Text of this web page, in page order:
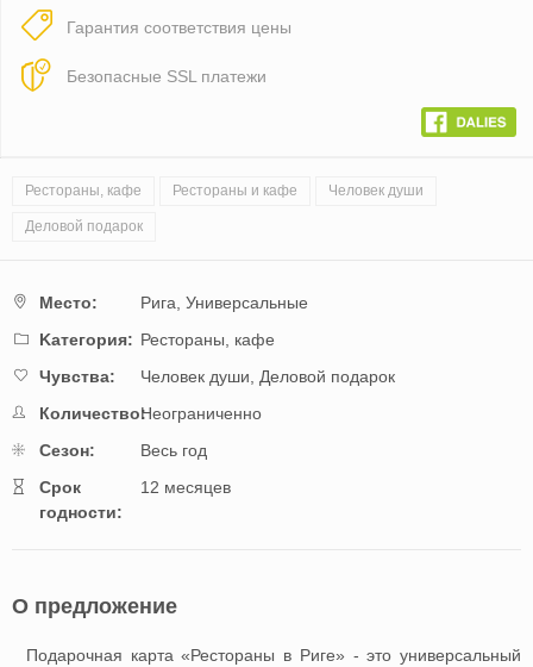
Гарантия соответствия цены
Безопасные SSL платежи
Рестораны, кафе Рестораны и кафе Человек души
Деловой подарок
Mестo: Рига, Универсальные
Kатегория: Рестораны, кафе
Чувства:
Человек души,
Деловой подарок
Количество:Неограниченно
Cезон:
Весь год
Cрок
годности:
12 месяцев
О предложение
Подарочная карта «Рестораны в Риге» - это универсальный